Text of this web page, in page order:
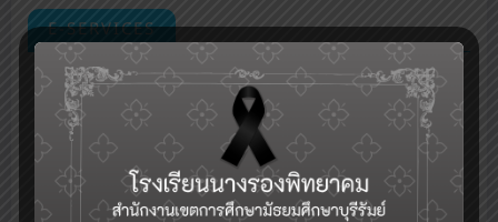
E-SERVICES
กลุ่มงานบริหารวิชาการ
ระบบเช็คชื่อออนไลน์(toSchool)
ระบบงานทะเบียน-วัดผล-ดูผลการเรียน(SGS)
รับสมัครคัดเลือกบุคคลเพื่อเป็นลูกจ้างชั่วคราว (Application for
Temporary Employee Positions)